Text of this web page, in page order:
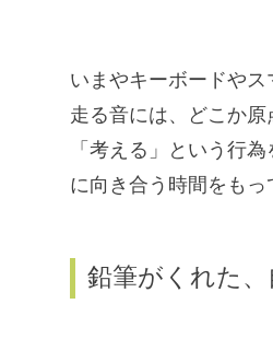
いまやキーボードや
走る音には、どこか原
「考える」という行
に向き合う時間をもっ
鉛筆がくれた